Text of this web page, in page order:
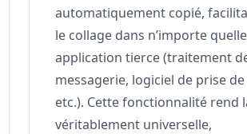
automatiquement copié,
le collage dans n’importe quelle
application tierce (traitement
messagerie, logiciel de prise
etc.). Cette fonctionnalité rend
véritablement universelle,